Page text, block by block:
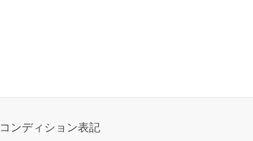
コンディション表記